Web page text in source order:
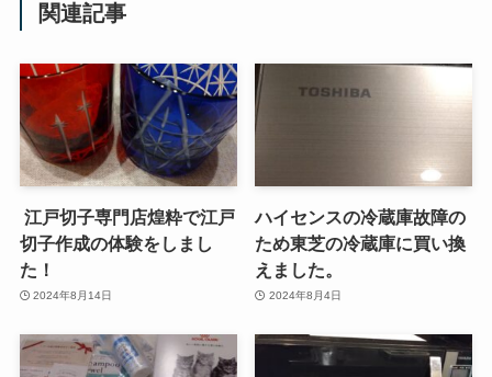
関連記事
江戸切子専門店煌粋で江戸
切子作成の体験をしまし
た！
2024年8月14日
ハイセンスの冷蔵庫故障の
ため東芝の冷蔵庫に買い換
えました。
2024年8月4日